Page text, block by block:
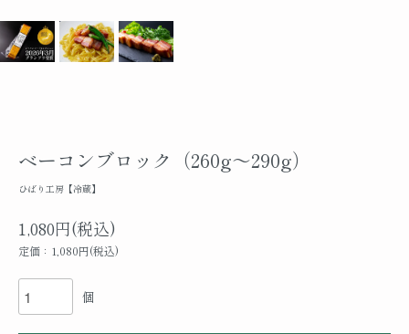
ベーコンブロック（260g～290g）
ひばり工房【冷蔵】
1,080円(税込)
定価：1,080円(税込)
個